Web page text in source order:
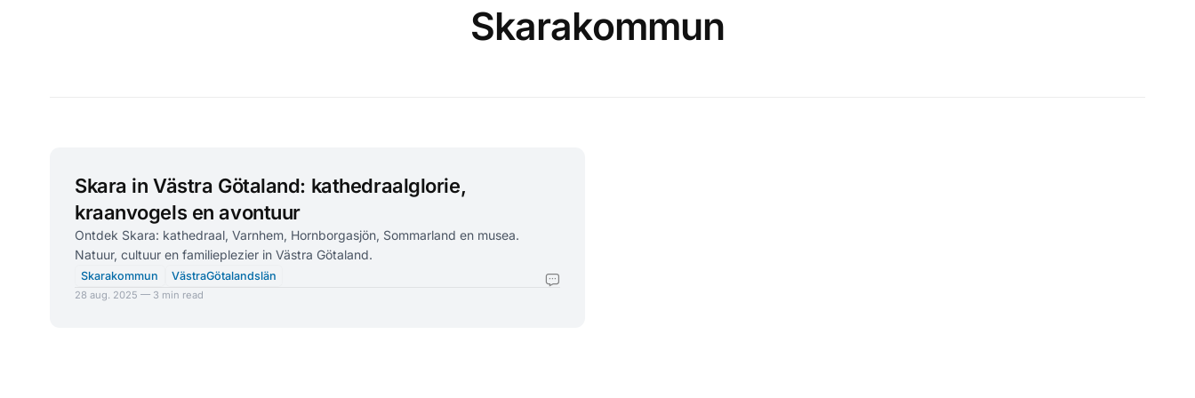
Skarakommun
Skara in Västra Götaland: kathedraalglorie,
kraanvogels en avontuur
Ontdek Skara: kathedraal, Varnhem, Hornborgasjön, Sommarland en musea.
Natuur, cultuur en familieplezier in Västra Götaland.
Skarakommun VästraGötalandslän
28 aug. 2025 — 3 min read